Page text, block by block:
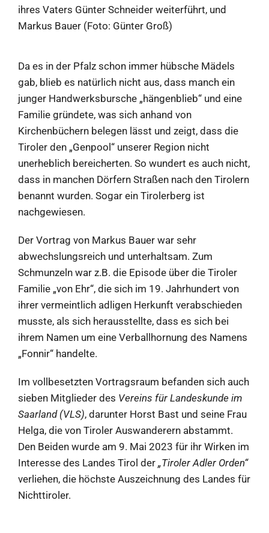
ihres Vaters Günter Schneider weiterführt, und
Markus Bauer (Foto: Günter Groß)
Da es in der Pfalz schon immer hübsche Mädels
gab, blieb es natürlich nicht aus, dass manch ein
junger Handwerksbursche „hängenblieb“ und eine
Familie gründete, was sich anhand von
Kirchenbüchern belegen lässt und zeigt, dass die
Tiroler den „Genpool“ unserer Region nicht
unerheblich bereicherten. So wundert es auch nicht,
dass in manchen Dörfern Straßen nach den Tirolern
benannt wurden. Sogar ein Tirolerberg ist
nachgewiesen.
Der Vortrag von Markus Bauer war sehr
abwechslungsreich und unterhaltsam. Zum
Schmunzeln war z.B. die Episode über die Tiroler
Familie „von Ehr“, die sich im 19. Jahrhundert von
ihrer vermeintlich adligen Herkunft verabschieden
musste, als sich herausstellte, dass es sich bei
ihrem Namen um eine Verballhornung des Namens
„Fonnir“ handelte.
Im vollbesetzten Vortragsraum befanden sich auch
sieben Mitglieder des Vereins für Landeskunde im
Saarland (VLS), darunter Horst Bast und seine Frau
Helga, die von Tiroler Auswanderern abstammt.
Den Beiden wurde am 9. Mai 2023 für ihr Wirken im
Interesse des Landes Tirol der „Tiroler Adler Orden“
verliehen, die höchste Auszeichnung des Landes für
Nichttiroler.